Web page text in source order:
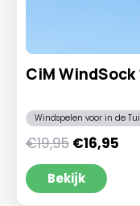
CiM WindSock
Windspelen voor in de
€19,95
prijs
was:
€19,95.
€16,95
Bekijk